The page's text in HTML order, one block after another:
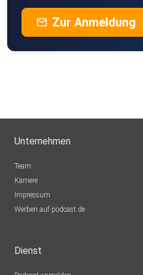
Zur Anmeldung
Unternehmen
Team
Karriere
Impressum
Werben auf podcast.de
Dienst